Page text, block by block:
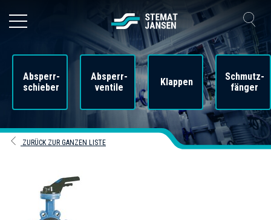
Absperr-
schieber
Absperr-
ventile
Klappen
Schmutz-
fänger
ZURÜCK ZUR GANZEN LISTE